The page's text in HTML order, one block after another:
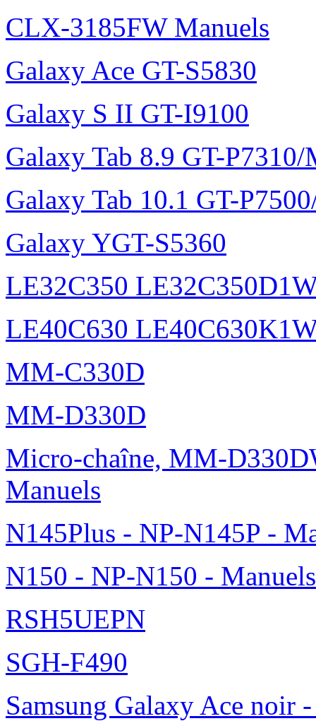
CLX-3185FW Manuels
Galaxy Ace GT-S5830
Galaxy S II GT-I9100
Galaxy Tab 8.9 GT-P7310/
Galaxy Tab 10.1 GT-
Galaxy YGT-S5360
LE32C350
LE40C630
MM-C330D
MM-D330D
Micro-chaîne, MM-
Manuels
N145Plus - NP-N145P -
N150 - NP-N150 - Manuels
RSH5UEPN
SGH-F490
Samsung Galaxy Ace noir